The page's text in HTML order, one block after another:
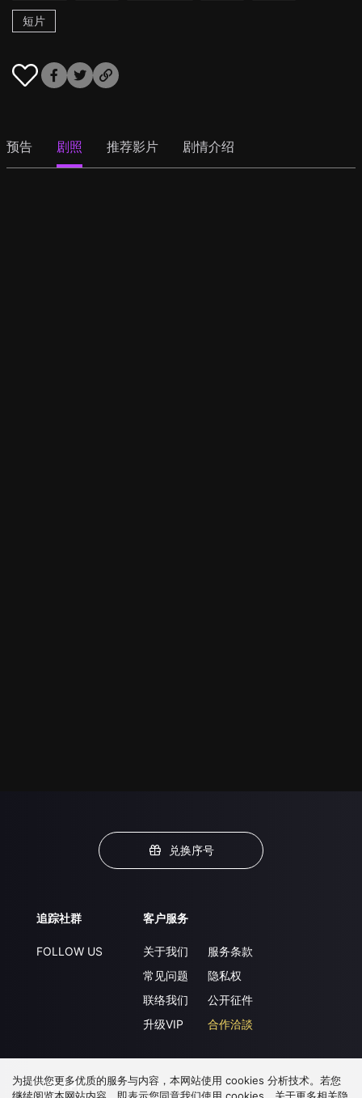
短片
预告 剧照 推荐影片 剧情介绍
兑换序号
追踪社群
FOLLOW US
客户服务
关于我们
常见问题
联络我们
升级VIP
服务条款
隐私权
公开征件
合作洽談
下载 APP
为提供您更多优质的服务与内容，本网站使用 cookies 分析技术。若您